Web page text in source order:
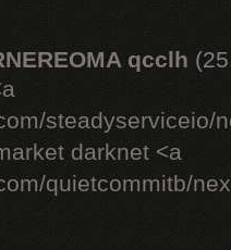
qcclh
steadyserviceio/
darknet <a
quietcommitb/